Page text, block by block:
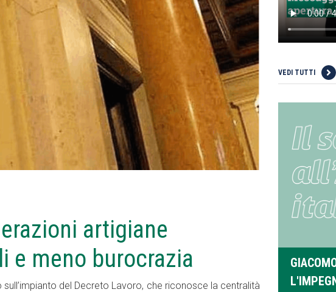
artigiane
e meno burocrazia
del Decreto Lavoro, che riconosce la centralità
VEDI TUTTI